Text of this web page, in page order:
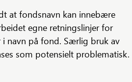
at fondsnavn kan innebære
egne retningslinjer for
navn på fond. Særlig bruk av
som potensielt problematisk.